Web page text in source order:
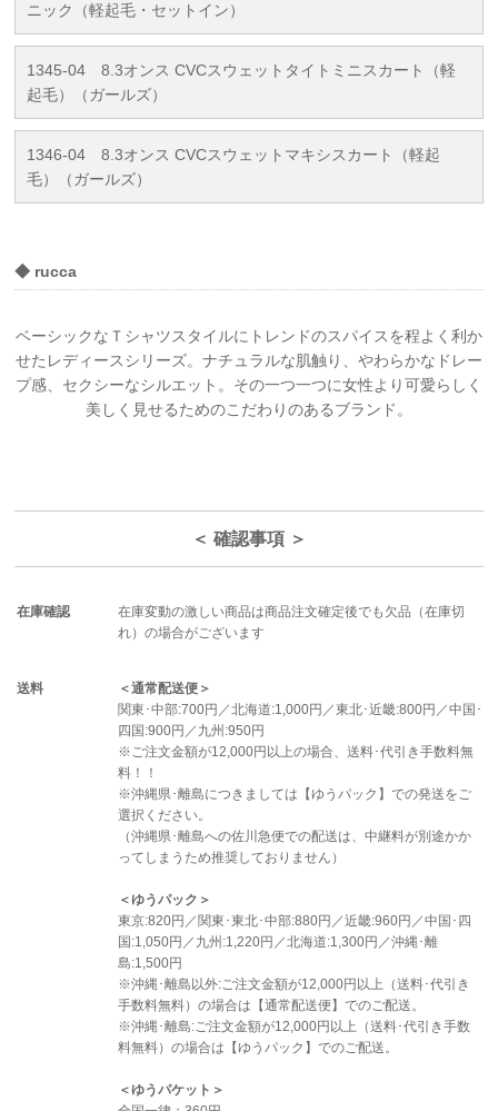
ニック（軽起毛・セットイン）
1345-04 8.3オンス CVCスウェットタイトミニスカート（軽
起毛）（ガールズ）
1346-04 8.3オンス CVCスウェットマキシスカート（軽起
毛）（ガールズ）
◆ rucca
ベーシックなＴシャツスタイルにトレンドのスパイスを程よく利か
せたレディースシリーズ。ナチュラルな肌触り、やわらかなドレー
プ感、セクシーなシルエット。その一つ一つに女性より可愛らしく
美しく見せるためのこだわりのあるブランド。
＜ 確認事項 ＞
在庫確認
在庫変動の激しい商品は商品注文確定後でも欠品（在庫切
れ）の場合がございます
送料
＜通常配送便＞
関東･中部:700円／北海道:1,000円／東北･近畿:800円／中国･
四国:900円／九州:950円
※ご注文金額が12,000円以上の場合、送料･代引き手数料無
料！！
※沖縄県･離島につきましては【ゆうパック】での発送をご
選択ください。
（沖縄県･離島への佐川急便での配送は、中継料が別途かか
ってしまうため推奨しておりません）
＜ゆうパック＞
東京:820円／関東･東北･中部:880円／近畿:960円／中国･四
国:1,050円／九州:1,220円／北海道:1,300円／沖縄･離
島:1,500円
※沖縄･離島以外:ご注文金額が12,000円以上（送料･代引き
手数料無料）の場合は【通常配送便】でのご配送。
※沖縄･離島:ご注文金額が12,000円以上（送料･代引き手数
料無料）の場合は【ゆうパック】でのご配送。
＜ゆうパケット＞